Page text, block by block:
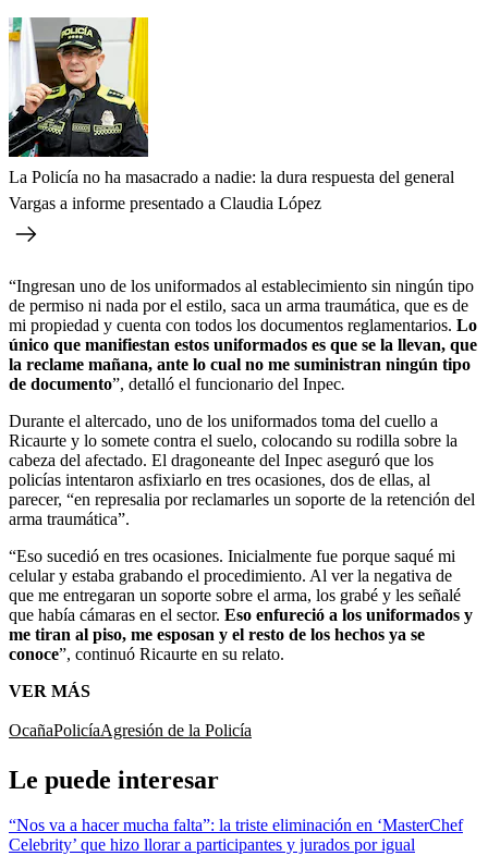
La Policía no ha masacrado a nadie: la dura respuesta del general
Vargas a informe presentado a Claudia López
“Ingresan uno de los uniformados al establecimiento sin ningún tipo
de permiso ni nada por el estilo, saca un arma traumática, que es de
mi propiedad y cuenta con todos los documentos reglamentarios. Lo
único que manifiestan estos uniformados es que se la llevan, que
la reclame mañana, ante lo cual no me suministran ningún tipo
de documento”, detalló el funcionario del Inpec.
Durante el altercado, uno de los uniformados toma del cuello a
Ricaurte y lo somete contra el suelo, colocando su rodilla sobre la
cabeza del afectado. El dragoneante del Inpec aseguró que los
policías intentaron asfixiarlo en tres ocasiones, dos de ellas, al
parecer, “en represalia por reclamarles un soporte de la retención del
arma traumática”.
“Eso sucedió en tres ocasiones. Inicialmente fue porque saqué mi
celular y estaba grabando el procedimiento. Al ver la negativa de
que me entregaran un soporte sobre el arma, los grabé y les señalé
que había cámaras en el sector. Eso enfureció a los uniformados y
me tiran al piso, me esposan y el resto de los hechos ya se
conoce”, continuó Ricaurte en su relato.
VER MÁS
OcañaPolicíaAgresión de la Policía
Le puede interesar
“Nos va a hacer mucha falta”: la triste eliminación en ‘MasterChef
Celebrity’ que hizo llorar a participantes y jurados por igual